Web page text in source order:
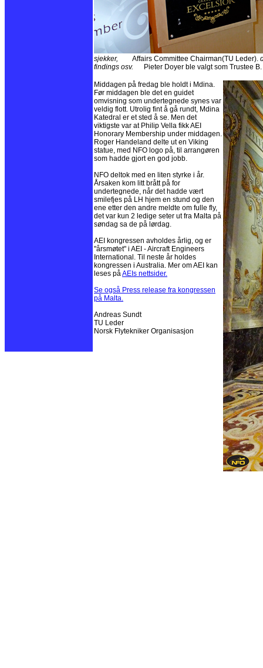
sjekker, Affairs Committee Chairman(TU Leder).
findings osv. Pieter Doyer ble valgt som Trustee B.
Middagen på fredag ble holdt i Mdina.
Før middagen ble det en guidet
omvisning som undertegnede synes var
veldig flott. Utrolig fint å gå rundt, Mdina
Katedral er et sted å se. Men det
viktigste var at Philip Vella fikk AEI
Honorary Membership under middagen.
Roger Handeland delte ut en Viking
statue, med NFO logo på, til arrangøren
som hadde gjort en god jobb.
NFO deltok med en liten styrke i år.
Årsaken kom litt brått på for
undertegnede, når det hadde vært
smilefjes på LH hjem en stund og den
ene etter den andre meldte om fulle fly,
det var kun 2 ledige seter ut fra Malta på
søndag sa de på lørdag.
AEI kongressen avholdes årlig, og er
"årsmøtet" i AEI - Aircraft Engineers
International. Til neste år holdes
kongressen i Australia. Mer om AEI kan
leses påAEIs nettsider.
Se også Press release fra kongressen
på Malta.
Andreas Sundt
TU Leder
Norsk Flytekniker Organisasjon